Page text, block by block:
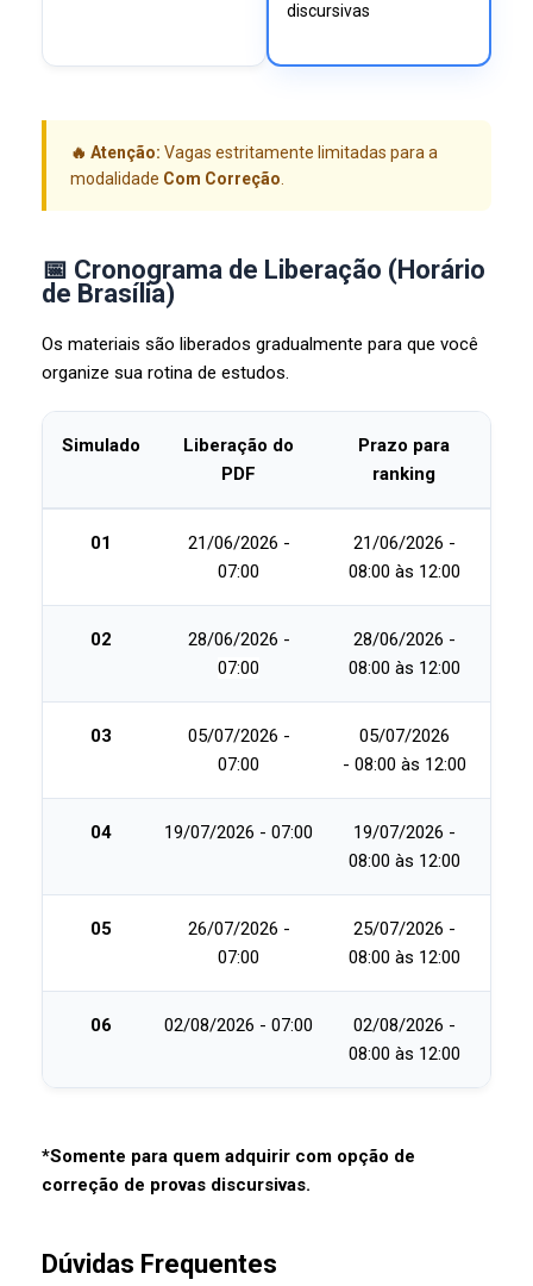
discursivas
🔥 Atenção: Vagas estritamente limitadas para a
modalidade Com Correção
📅 Cronograma de Liberação (Horário
de Brasília)
Os materiais são liberados gradualmente para que você
organize sua rotina de estudos.
Simulado
Liberação do
PDF
Prazo para
ranking
01
21/06/2026 -
07:00
21/06/2026 -
08:00 às 12:00
02
28/06/2026 -
07:00
28/06/2026 -
08:00 às 12:00
03
05/07/2026 -
07:00
05/07/2026
- 08:00 às 12:00
04 19/07/2026 - 07:00
19/07/2026 -
08:00 às 12:00
05
26/07/2026 -
07:00
25/07/2026 -
08:00 às 12:00
06 02/08/2026 - 07:00
02/08/2026 -
08:00 às 12:00
*Somente para quem adquirir com opção de
correção de provas discursivas.
Dúvidas Frequentes